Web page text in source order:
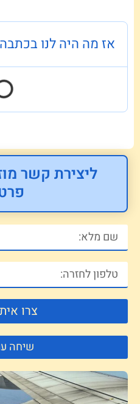
אז מה היה לנו
ליצירת קשר
צרו
שיחה